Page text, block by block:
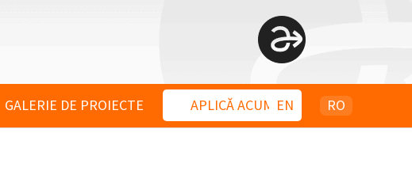
GALERIE DE PROIECTE APLICĂ ACUM EN RO